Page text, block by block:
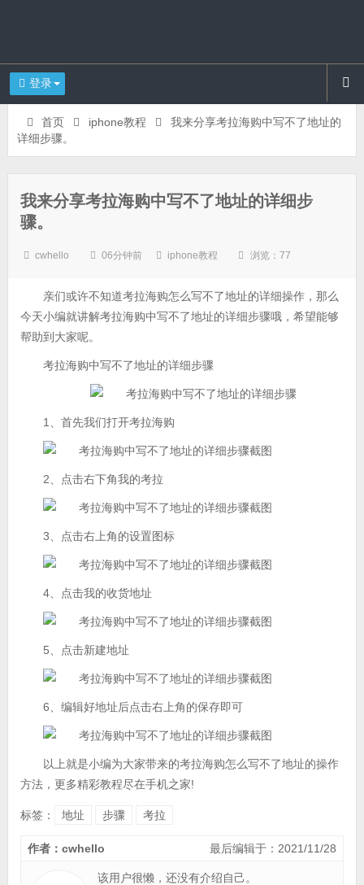
登录
首页 iphone教程
我来分享考拉海购中写不了地址的
详细步骤。
我来分享考拉海购中写不了地址的详细步
骤。
cwhello 06分钟前 iphone教程 浏览：77
亲们或许不知道考拉海购怎么写不了地址的详细操作，那么
今天小编就讲解考拉海购中写不了地址的详细步骤哦，希望能够
帮助到大家呢。
考拉海购中写不了地址的详细步骤
1、首先我们打开考拉海购
2、点击右下角我的考拉
3、点击右上角的设置图标
4、点击我的收货地址
5、点击新建地址
6、编辑好地址后点击右上角的保存即可
以上就是小编为大家带来的考拉海购怎么写不了地址的操作
方法，更多精彩教程尽在手机之家!
标签： 地址 步骤 考拉
最后编辑于：2021/11/28
作者：cwhello
该用户很懒，还没有介绍自己。